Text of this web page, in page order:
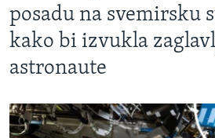
posadu na svemirsku
kako bi izvukla
astronaute